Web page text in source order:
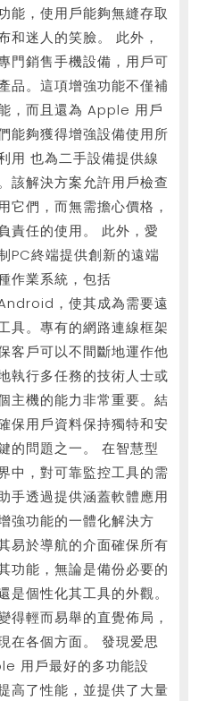
能，使用戶能夠無縫存取
和迷人的笑臉。 此外，
門銷售手機設備，用戶可
品。這項增強功能不僅補
，而且還為 Apple 用戶
能夠獲得增強設備使用所
用 也為二手設備提供線
該解決方案允許用戶檢查
它們，而無需擔心價格，
責任的使用。 此外，愛
PC終端提供創新的遠端
作業系統，包括
，使其成為需要遠
具。專有的網路連線框架
客戶可以不間斷地運作他
執行多任務的技術人士或
主機的能力非常重要。結
保用戶資料保持獨特和安
的問題之一。 在智慧型
中，對可靠監控工具的需
手透過提供涵蓋軟體應用
強功能的一體化解決方
易於導航的介面確保所有
功能，無論是備份必要的
個性化其工具的外觀。
得輕而易舉的直覺佈局，
在各個方面。 發現爱思
用戶最好的多功能設
高了性能，並提供了大量